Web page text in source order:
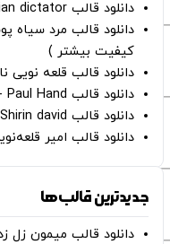
دانلود قالب kylian dictator
کیفیت بیشتر )
دانلود قالب قلعه نویی
دانلود قالب Oh Kevin De Bruyne - Paul Hand
دانلود قالب Gut Genug - kitschrieg ft. Shirin david
دانلود قالب امیر
جدیدترین قالب‌ها
دانلود قالب میمون زل